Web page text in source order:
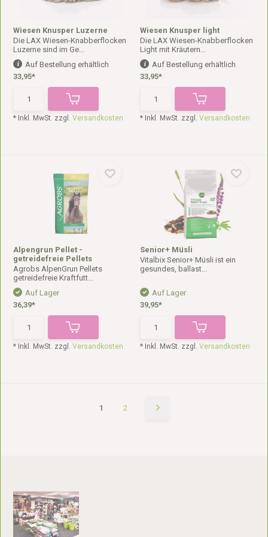
Wiesen Knusper Luzerne
Die LAX Wiesen-Knabberflocken
Luzerne sind im Ge...
Auf Bestellung erhältlich
33,95*
* Inkl. MwSt. zzgl.Versandkosten
Wiesen Knusper light
Die LAX Wiesen-Knabberflocken
Light mit Kräutern...
Auf Bestellung erhältlich
33,95*
* Inkl. MwSt. zzgl. Versandkosten
Alpengrun Pellet -
getreidefreie Pellets
Agrobs AlpenGrun Pellets
getreidefreie Kraftfutt...
Auf Lager
36,39*
* Inkl. MwSt. zzgl.Versandkosten
Senior+ Müsli
Vitalbix Senior+ Müsli ist ein
gesundes, ballast...
Auf Lager
39,95*
* Inkl. MwSt. zzgl. Versandkosten
1 2